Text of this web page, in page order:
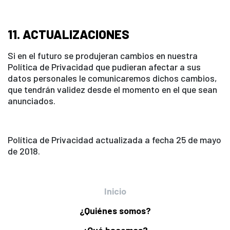
11. ACTUALIZACIONES
Si en el futuro se produjeran cambios en nuestra
Política de Privacidad que pudieran afectar a sus
datos personales le comunicaremos dichos cambios,
que tendrán validez desde el momento en el que sean
anunciados.
Política de Privacidad actualizada a fecha 25 de mayo
de 2018.
Inicio
¿Quiénes somos?